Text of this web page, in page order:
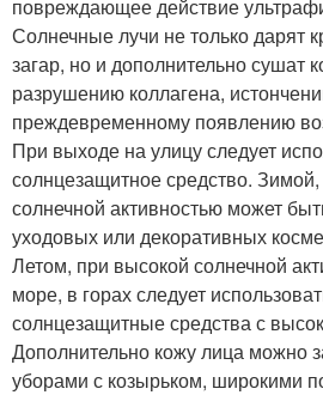
повреждающее действие
Солнечные лучи не только дарят
загар, но и дополнительно сушат
разрушению коллагена,
преждевременному появлению
При выходе на улицу следует
солнцезащитное средство. Зимой,
солнечной активностью может
уходовых или декоративных
Летом, при высокой солнечной
море, в горах следует
солнцезащитные средства с
Дополнительно кожу лица можно
уборами с козырьком, широкими